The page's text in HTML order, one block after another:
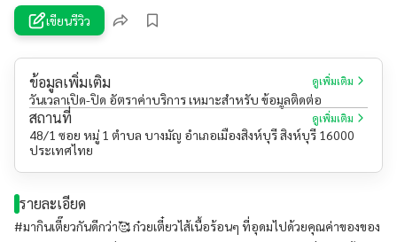
เขียนรีวิว
ข้อมูลเพิ่มเติม ดูเพิ่มเติม
วันเวลาเปิด-ปิด อัตราค่าบริการ เหมาะสำหรับ ข้อมูลติดต่อ
สถานที่ ดูเพิ่มเติม
48/1 ซอย หมู่ 1 ตำบล บางมัญ อำเภอเมืองสิงห์บุรี สิงห์บุรี 16000
ประเทศไทย
รายละเอียด
#มากินเตี๊ยวกันดีกว่า🥰 ก๋วยเตี๋ยวไส้เนื้อร้อนๆ ที่อุดมไปด้วยคุณค่าของของ